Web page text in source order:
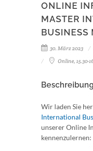
ONLINE
MASTER
BUSINESS
30. März 2023
Online, 15.30-
Beschreibung
Wir laden Sie
International
unserer Online
kennenzulernen: